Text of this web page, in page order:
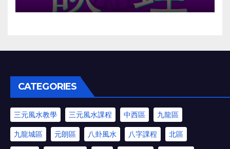
CATEGORIES
三元風水教學 三元風水課程 中西區 九龍區
九龍城區 元朗區 八卦風水 八字課程 北區